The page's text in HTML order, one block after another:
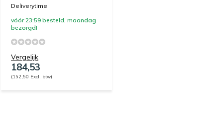
Deliverytime
vóór 23:59 besteld, maandag
bezorgd!
Vergelijk
184,53
(152,50 Excl. btw)